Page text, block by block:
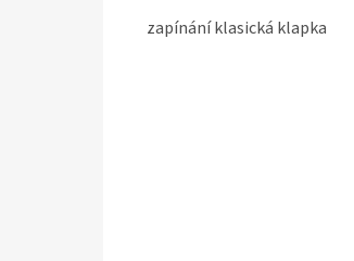
zapínání klasická klapka